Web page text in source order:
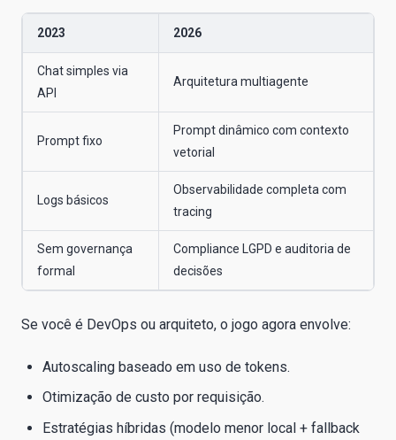
2023 2026
Chat simples via
API
Arquitetura multiagente
Prompt fixo
Prompt dinâmico com contexto
vetorial
Logs básicos
Observabilidade completa com
tracing
Sem governança
formal
Compliance LGPD e auditoria de
decisões
Se você é DevOps ou arquiteto, o jogo agora envolve:
Autoscaling baseado em uso de tokens.
Otimização de custo por requisição.
Estratégias híbridas (modelo menor local + fallback